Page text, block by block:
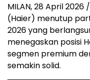
MILAN, 28 April
(Haier) menutup
2026 yang
menegaskan posisi
segmen premium
semakin solid.